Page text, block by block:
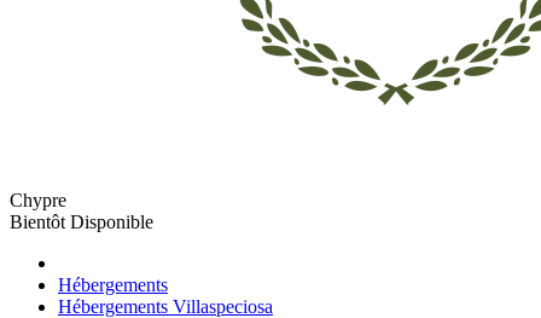
Chypre
Bientôt Disponible
Hébergements
Hébergements Villaspeciosa